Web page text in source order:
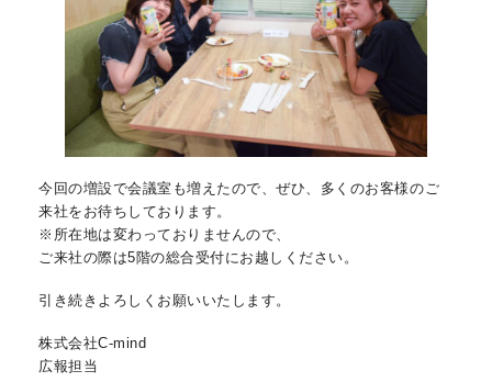
今回の増設で会議室も増えたので、ぜひ、多くのお客様のご
来社をお待ちしております。
※所在地は変わっておりませんので、
ご来社の際は5階の総合受付にお越しください。
引き続きよろしくお願いいたします。
株式会社C-mind
広報担当